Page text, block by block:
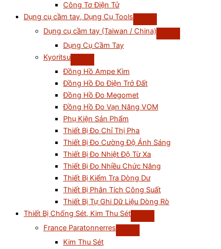
Công Tơ Điện Tử
Dụng cụ cầm tay, Dụng Cụ Tools
Dụng cụ cầm tay (Taiwan / China)
Dụng Cụ Cầm Tay
Kyoritsu
Đồng Hồ Ampe Kìm
Đồng Hồ Đo Điện Trở Đất
Đồng Hồ Đo Megomet
Đồng Hồ Đo Vạn Năng VOM
Phụ Kiện Sản Phẩm
Thiết Bị Đo Chỉ Thị Pha
Thiết Bị Đo Cường Độ Ánh Sáng
Thiết Bị Đo Nhiệt Độ Từ Xa
Thiết Bị Đo Nhiều Chức Năng
Thiết Bị Kiểm Tra Dòng Dư
Thiết Bị Phân Tích Công Suất
Thiết Bị Tự Ghi Dữ Liệu Dòng Rò
Thiết Bị Chống Sét, Kim Thu Sét
France Paratonnerres
Kim Thu Sét